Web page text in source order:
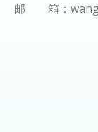
邮 箱：